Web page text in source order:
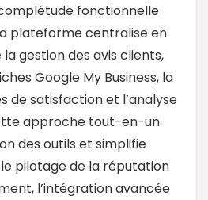
fonctionnelle
plateforme centralise en
gestion des avis clients,
Google My Business, la
de satisfaction et l’analyse
approche tout-en-un
des outils et simplifie
pilotage de la réputation
l’intégration avancée